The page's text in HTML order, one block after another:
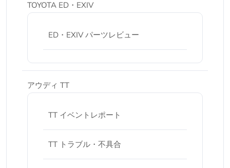
TOYOTA ED・EXIV
ED・EXIV パーツレビュー
アウディ TT
TT イベントレポート
TT トラブル・不具合